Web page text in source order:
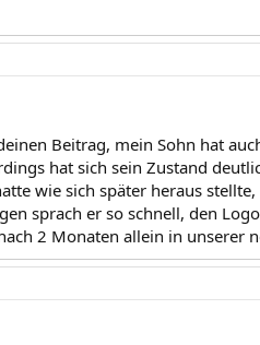
Beitrag, mein Sohn hat
hat sich sein Zustand
wie sich später heraus
sprach er so schnell, den
2 Monaten allein in unserer